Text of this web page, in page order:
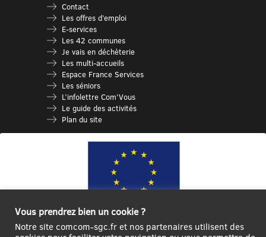
Contact
Les offres d’emploi
E-services
Les 42 communes
Je vais en déchèterie
Les multi-accueils
Espace France Services
Les séniors
L’infolettre Com’Vous
Le guide des activités
Plan du site
Vous prendrez bien un cookie ?
Notre site comcom-sgc.fr et nos partenaires utilisent des